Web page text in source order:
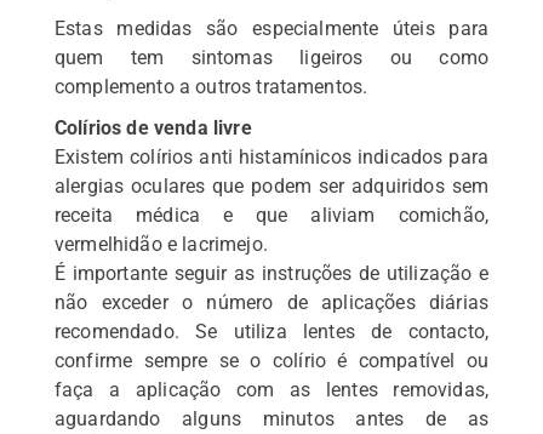
Estas medidas são especialmente úteis para
quem tem sintomas ligeiros ou como
complemento a outros tratamentos.
Colírios de venda livre
Existem colírios anti histamínicos indicados para
alergias oculares que podem ser adquiridos sem
receita médica e que aliviam comichão,
vermelhidão e lacrimejo.
É importante seguir as instruções de utilização e
não exceder o número de aplicações diárias
recomendado. Se utiliza lentes de contacto,
confirme sempre se o colírio é compatível ou
faça a aplicação com as lentes removidas,
aguardando alguns minutos antes de as